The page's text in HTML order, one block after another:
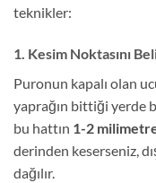
teknikler:
1. Kesim Noktasını
Puronun kapalı olan
yaprağın bittiği yerde
bu hattın 1-2
derinden keserseniz,
dağılır.